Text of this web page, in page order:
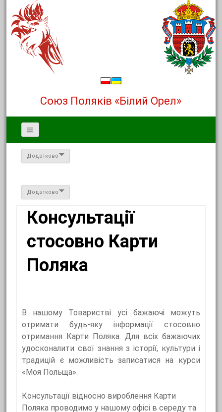
Союз Поляків «Білий Орел»
Додатково
Додатково
Консультації
стосовно Карти
Поляка
В нашому Товаристві усі бажаючі можуть
отримати будь-яку інформації стосовно
отримання Карти Поляка. Для всіх бажаючих
удосконалити свої знання з історії, культури і
традицій є можливість записатися на курси
«Моя Польща».
Консультації відносно вироблення Карти
Поляка проводимо у нашому офісі в середу та